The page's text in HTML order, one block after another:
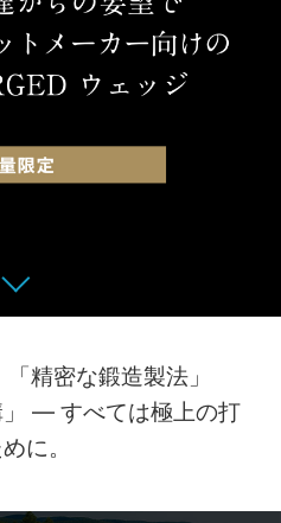
精密な鍛造製法」
」 ― すべては極上の打
に。